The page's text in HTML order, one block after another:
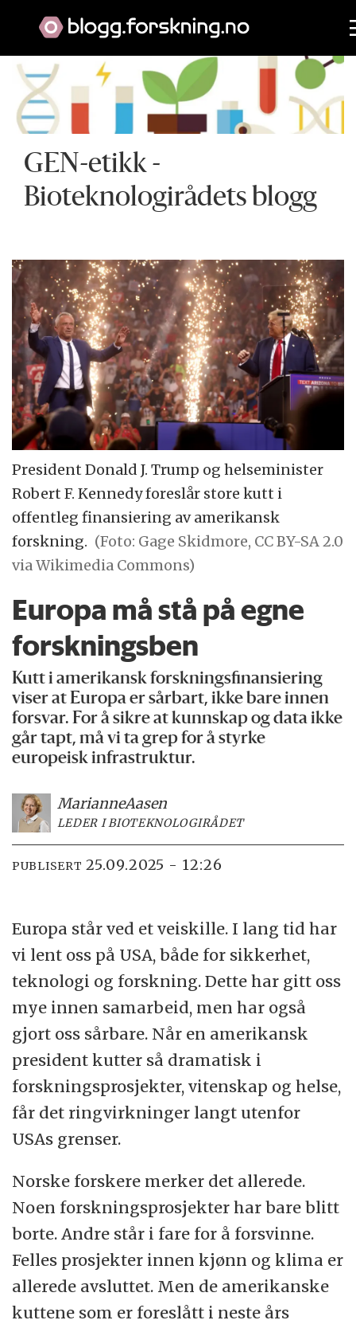
GEN-etikk -
Bioteknologirådets blogg
President Donald J. Trump og helseminister
Robert F. Kennedy foreslår store kutt i
offentleg finansiering av amerikansk
forskning. (Foto: Gage Skidmore, CC BY-SA 2.0
via Wikimedia Commons)
Europa må stå på egne
forskningsben
Kutt i amerikansk forskningsfinansiering
viser at Europa er sårbart, ikke bare innen
forsvar. For å sikre at kunnskap og data ikke
går tapt, må vi ta grep for å styrke
europeisk infrastruktur.
MarianneAasen
LEDER I BIOTEKNOLOGIRÅDET
PUBLISERT 25.09.2025 - 12:26
Europa står ved et veiskille. I lang tid har
vi lent oss på USA, både for sikkerhet,
teknologi og forskning. Dette har gitt oss
mye innen samarbeid, men har også
gjort oss sårbare. Når en amerikansk
president kutter så dramatisk i
forskningsprosjekter, vitenskap og helse,
får det ringvirkninger langt utenfor
USAs grenser.
Norske forskere merker det allerede.
Noen forskningsprosjekter har bare blitt
borte. Andre står i fare for å forsvinne.
Felles prosjekter innen kjønn og klima er
allerede avsluttet. Men de amerikanske
kuttene som er foreslått i neste års